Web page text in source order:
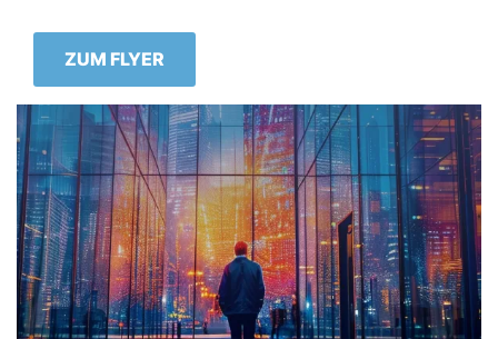
ZUM FLYER